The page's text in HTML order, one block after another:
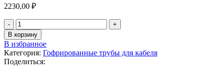
2230,00 ₽
В корзину
В избранное
Категория: Гофрированные трубы для кабеля
Поделиться: